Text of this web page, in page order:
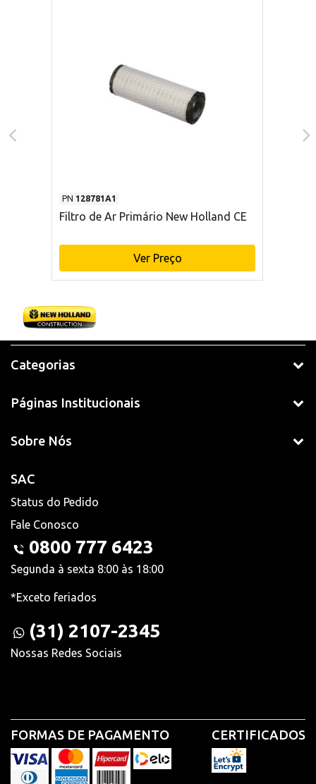
PN 128781A1
Filtro de Ar Primário New Holland CE
Ver Preço
Categorias
Páginas Institucionais
Sobre Nós
SAC
Status do Pedido
Fale Conosco
0800 777 6423
Segunda à sexta 8:00 às 18:00
*Exceto feriados
(31) 2107-2345
Nossas Redes Sociais
FORMAS DE PAGAMENTO CERTIFICADOS